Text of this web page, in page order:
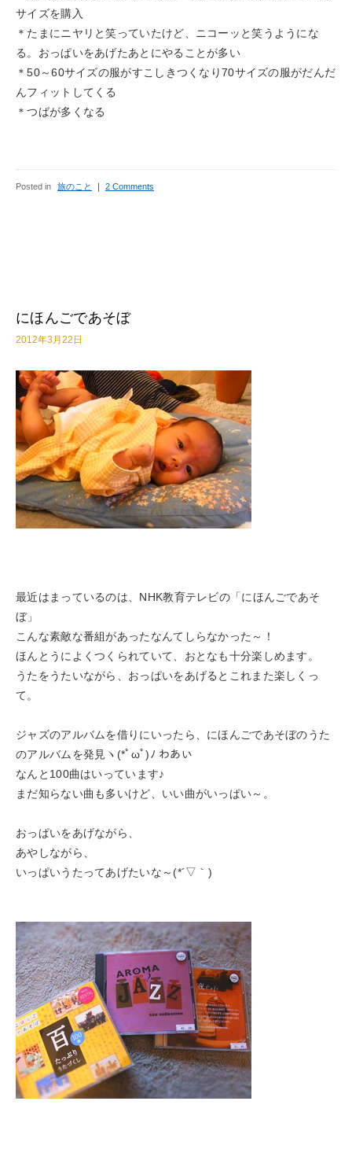
サイズを購入
＊たまにニヤリと笑っていたけど、ニコーッと笑うようにな
る。おっぱいをあげたあとにやることが多い
＊50～60サイズの服がすこしきつくなり70サイズの服がだんだ
んフィットしてくる
＊つばが多くなる
Posted in 旅のこと ｜ 2 Comments
にほんごであそぼ
2012年3月22日
最近はまっているのは、NHK教育テレビの「にほんごであそ
ぼ」
こんな素敵な番組があったなんてしらなかった～！
ほんとうによくつくられていて、おとなも十分楽しめます。
うたをうたいながら、おっぱいをあげるとこれまた楽しくっ
て。
ジャズのアルバムを借りにいったら、にほんごであそぼのうた
のアルバムを発見ヽ(*ﾟωﾟ)ﾉ わあい
なんと100曲はいっています♪
まだ知らない曲も多いけど、いい曲がいっぱい～。
おっぱいをあげながら、
あやしながら、
いっぱいうたってあげたいな～(*´▽｀)